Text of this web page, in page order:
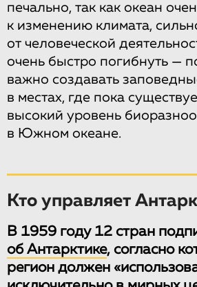
печально, так как океан
к изменению климата,
от человеческой
очень быстро погибнуть —
важно создавать
в местах, где пока
высокий уровень
в Южном океане.
Кто управляет
В 1959 году 12 стран
об Антарктике, согласно
регион должен